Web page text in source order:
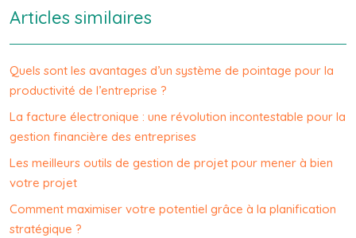
Articles similaires
Quels sont les avantages d’un système de pointage pour la
productivité de l’entreprise ?
La facture électronique : une révolution incontestable pour la
gestion financière des entreprises
Les meilleurs outils de gestion de projet pour mener à bien
votre projet
Comment maximiser votre potentiel grâce à la planification
stratégique ?